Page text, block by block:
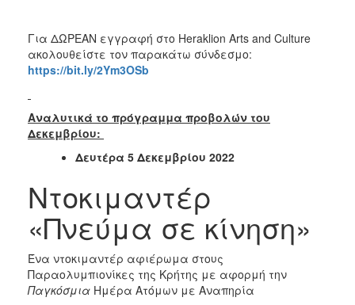
Για ΔΩΡΕΑΝ εγγραφή στο Heraklion Arts and Culture
ακολουθείστε τον παρακάτω σύνδεσμο:
https://bit.ly/2Ym3OSb
Αναλυτικά το πρόγραμμα προβολών του
Δεκεμβρίου:
Δευτέρα 5 Δεκεμβρίου 2022
Ντοκιμαντέρ
«Πνεύμα σε κίνηση»
Ένα ντοκιμαντέρ αφιέρωμα στους
Παραολυμπιονίκες της Κρήτης με αφορμή την
Παγκόσμια Ημέρα Ατόμων με Αναπηρία